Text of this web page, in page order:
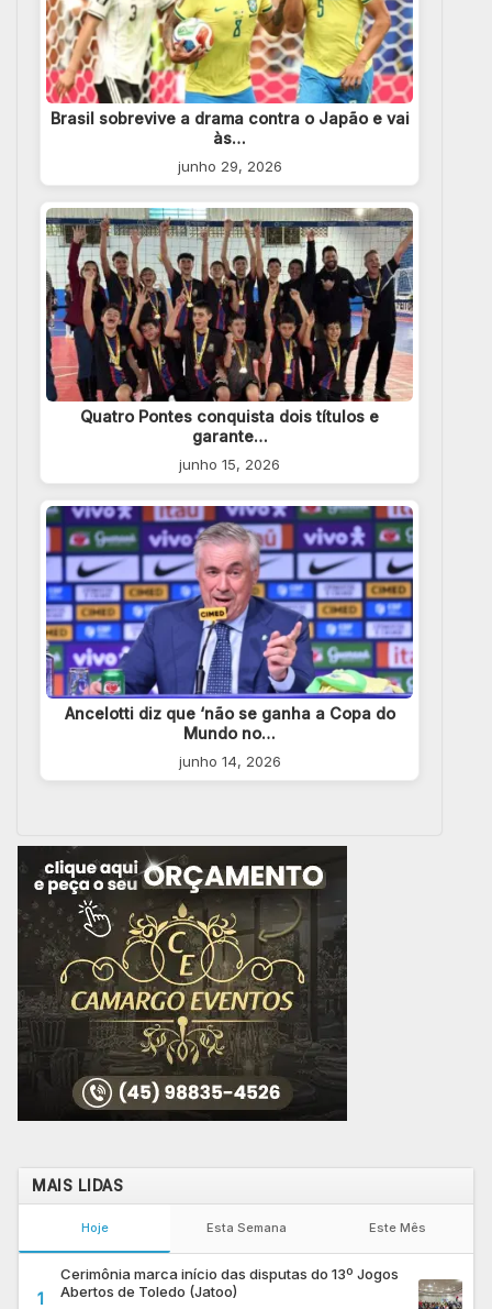
Brasil sobrevive a drama contra o Japão e vai
às…
junho 29, 2026
Quatro Pontes conquista dois títulos e
garante…
junho 15, 2026
Ancelotti diz que ‘não se ganha a Copa do
Mundo no…
junho 14, 2026
MAIS LIDAS
Hoje Esta Semana Este Mês
1
Cerimônia marca início das disputas do 13º Jogos
Abertos de Toledo (Jatoo)